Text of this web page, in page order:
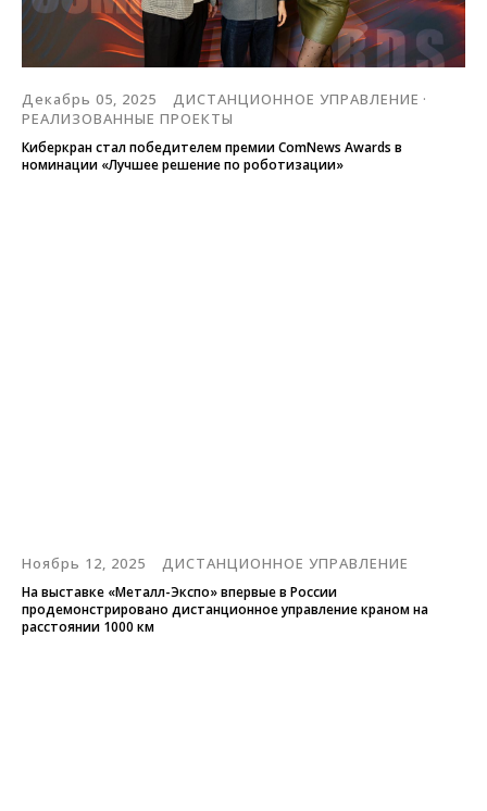
Декабрь 05, 2025
ДИСТАНЦИОННОЕ УПРАВЛЕНИЕ
РЕАЛИЗОВАННЫЕ ПРОЕКТЫ
Киберкран стал победителем премии ComNews Awards в
номинации «Лучшее решение по роботизации»
Ноябрь 12, 2025 ДИСТАНЦИОННОЕ УПРАВЛЕНИЕ
На выставке «Металл-Экспо» впервые в России
продемонстрировано дистанционное управление краном на
расстоянии 1000 км